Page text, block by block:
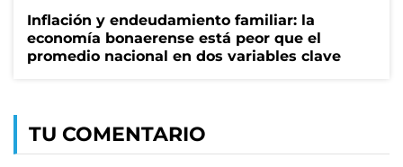
Inflación y endeudamiento familiar: la
economía bonaerense está peor que el
promedio nacional en dos variables clave
TU COMENTARIO